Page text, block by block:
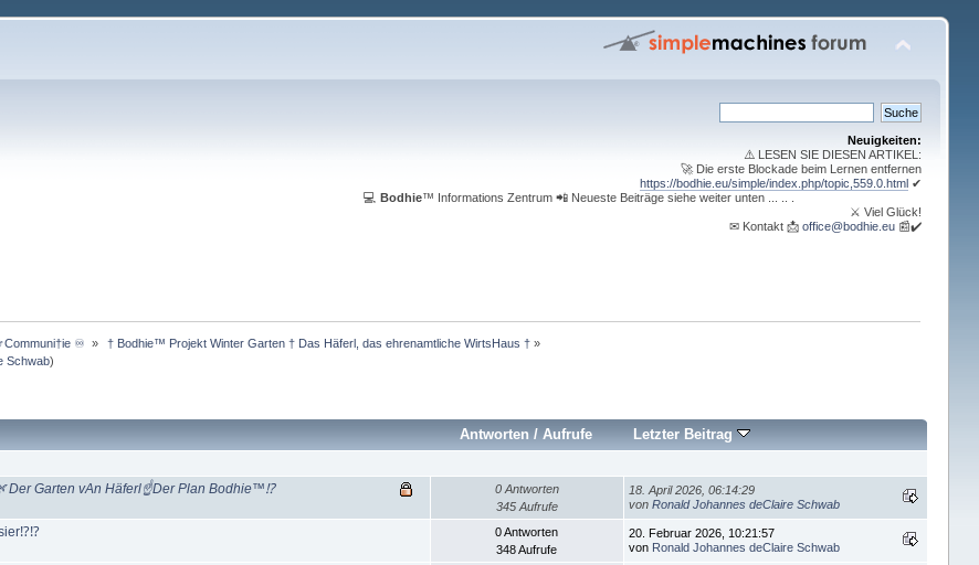
Neuigkeiten:
⚠️ LESEN SIE DIESEN ARTIKEL:
🚀 Die erste Blockade beim Lernen entfernen
https://bodhie.eu/simple/index.php/topic,559.0.html ✔
💻Bodhie™ Informations Zentrum 📲 Neueste Beiträge siehe weiter unten ... .. .
⚔ Viel Glück!
✉ Kontakt 📩office@bodhie.eu 📰✔️
♾️ » † Bodhie™ Projekt Winter Garten † Das Häferl, das ehrenamtliche WirtsHaus † »
Schwab)
Antworten /Aufrufe Letzter Beitrag
Der Garten vAn Häferl☝Der Plan Bodhie™⁉️
0 Antworten
345 Aufrufe
18. April 2026, 06:14:29
von Ronald Johannes deClaire Schwab
0 Antworten
348 Aufrufe
20. Februar 2026, 10:21:57
von Ronald Johannes deClaire Schwab